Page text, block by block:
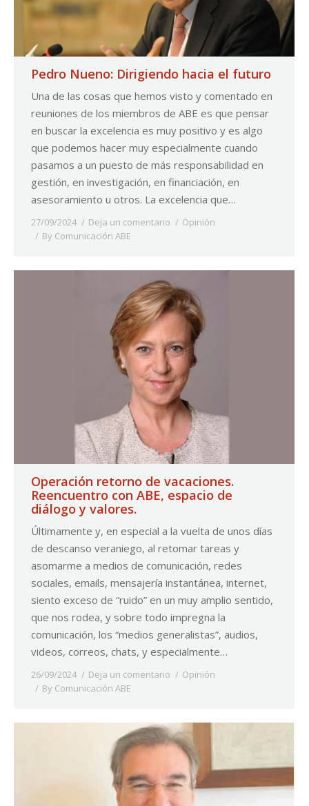
Pedro Nueno: Dirigiendo hacia el futuro
Una de las cosas que hemos visto y comentado en
reuniones de los miembros de ABE es que pensar
en buscar la excelencia es muy positivo y es algo
que podemos hacer muy especialmente cuando
pasamos a un puesto de más responsabilidad en
gestión, en investigación, en financiación, en
asesoramiento u otros. La excelencia que…
27/09/2024 Deja un comentario
Opinión
By Comunicación ABE
Operación retorno de vacaciones.
Reencuentro con ABE, espacio de
diálogo y valores.
Últimamente y, en especial a la vuelta de unos días
de descanso veraniego, al retomar tareas y
asomarme a medios de comunicación, redes
sociales, emails, mensajería instantánea, internet,
siento exceso de “ruido” en un muy amplio sentido,
que nos rodea, y sobre todo impregna la
comunicación, los “medios generalistas”, audios,
videos, correos, chats, y especialmente…
26/09/2024 Deja un comentario
Opinión
By Comunicación ABE